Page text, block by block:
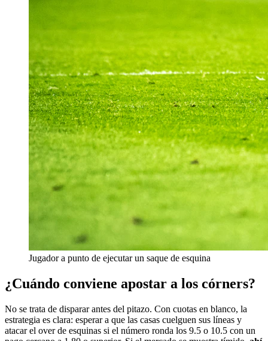
Jugador a punto de ejecutar un saque de esquina
¿Cuándo conviene apostar a los córners?
No se trata de disparar antes del pitazo. Con cuotas en blanco, la
estrategia es clara: esperar a que las casas cuelguen sus líneas y
atacar el over de esquinas si el número ronda los 9.5 o 10.5 con un